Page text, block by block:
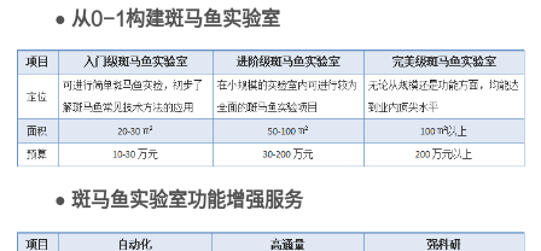
● 从0-1构建斑马鱼实验室
● 斑马鱼实验室功能增强服务